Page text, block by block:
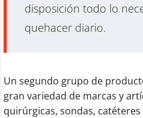
disposición todo lo
quehacer diario.
Un segundo grupo de
gran variedad de marcas y
quirúrgicas, sondas,